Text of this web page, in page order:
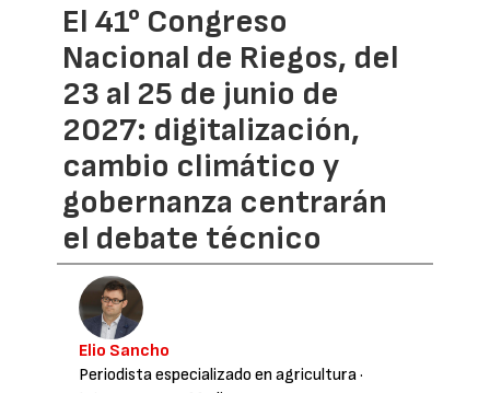
El 41° Congreso
Nacional de Riegos, del
23 al 25 de junio de
2027: digitalización,
cambio climático y
gobernanza centrarán
el debate técnico
Elio Sancho
Periodista especializado en agricultura·